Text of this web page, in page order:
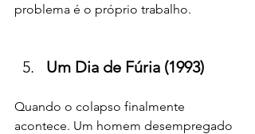
problema é o próprio trabalho.
Um Dia de Fúria (1993)
Quando o colapso finalmente
acontece. Um homem desempregado